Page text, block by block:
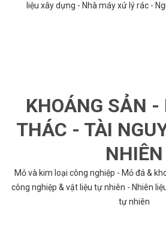
liệu xây dựng - Nhà máy xử lý rác -
KHOÁNG SẢN -
THÁC - TÀI
NHIÊN
Mỏ và kim loại công nghiệp - Mỏ đá &
công nghiệp & vật liệu tự nhiên - Nhiên
tự nhiên